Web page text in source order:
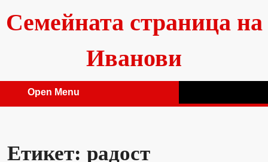
content
Семейната страница на
Иванови
Open Menu
Етикет: радост